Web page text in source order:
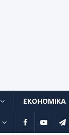
ЕКОНОМІКА